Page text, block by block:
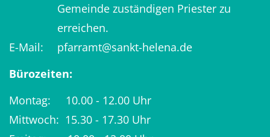
Gemeinde zuständigen Priester zu
erreichen.
E-Mail:
pfarramt@sankt-helena.de
Bürozeiten:
Montag: 10.00 - 12.00 Uhr
Mittwoch: 15.30 - 17.30 Uhr